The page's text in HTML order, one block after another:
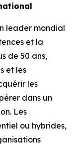
leader mondial
et la
de 50 ans,
et les
les
dans un
Les
ou hybrides,